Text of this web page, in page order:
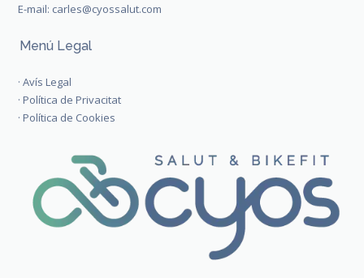
E-mail: carles@cyossalut.com
Menú Legal
·Avís Legal
·Política de Privacitat
·Política de Cookies